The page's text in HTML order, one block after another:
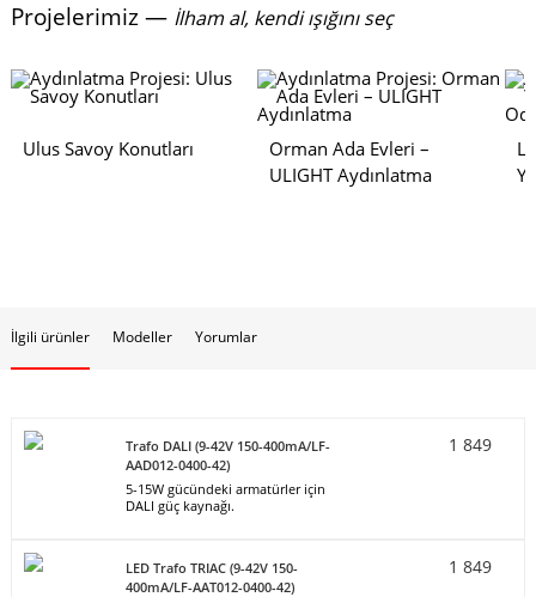
Projelerimiz — İlham al, kendi ışığını seç
Ulus Savoy Konutları
Orman Ada Evleri –
ULIGHT Aydınlatma
İlgili ürünler Modeller Yorumlar
Trafo DALI (9-42V 150-400mA/LF-
AAD012-0400-42)
5-15W gücündeki armatürler için
DALI güç kaynağı.
1 849
LED Trafo TRIAC (9-42V 150-
400mA/LF-AAT012-0400-42)
1 849